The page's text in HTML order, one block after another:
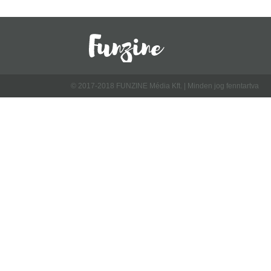
© 2017-2018 FUNZINE Média Kft. | Minden jog fenntartva